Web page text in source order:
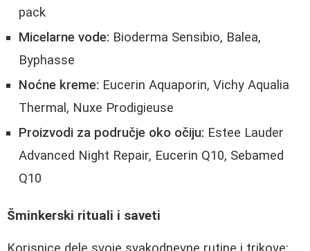
pack
Micelarne vode: Bioderma Sensibio, Balea,
Byphasse
Noćne kreme: Eucerin Aquaporin, Vichy Aqualia
Thermal, Nuxe Prodigieuse
Proizvodi za područje oko očiju: Estee Lauder
Advanced Night Repair, Eucerin Q10, Sebamed
Q10
Šminkerski rituali i saveti